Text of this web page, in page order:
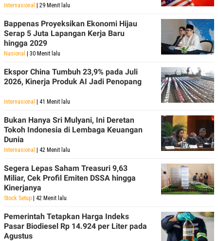
Internasional | 29 Menit lalu
Bappenas Proyeksikan Ekonomi Hijau
Serap 5 Juta Lapangan Kerja Baru
hingga 2029
Nasional | 30 Menit lalu
Ekspor China Tumbuh 23,9% pada Juli
2026, Kinerja Produk AI Jadi Penopang
Internasional | 41 Menit lalu
Bukan Hanya Sri Mulyani, Ini Deretan
Tokoh Indonesia di Lembaga Keuangan
Dunia
Internasional | 42 Menit lalu
Segera Lepas Saham Treasuri 9,63
Miliar, Cek Profil Emiten DSSA hingga
Kinerjanya
Stock Setup | 42 Menit lalu
Pemerintah Tetapkan Harga Indeks
Pasar Biodiesel Rp 14.924 per Liter pada
Agustus